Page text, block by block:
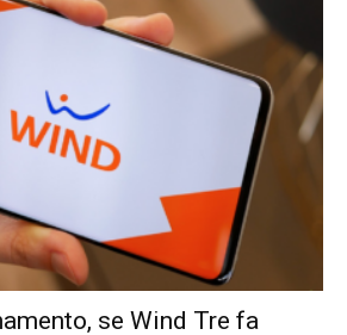
se Wind Tre fa